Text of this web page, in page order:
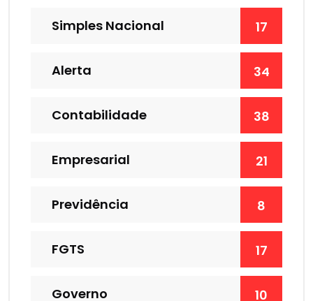
Simples Nacional 17
Alerta 34
Contabilidade 38
Empresarial 21
Previdência 8
FGTS 17
Governo 10